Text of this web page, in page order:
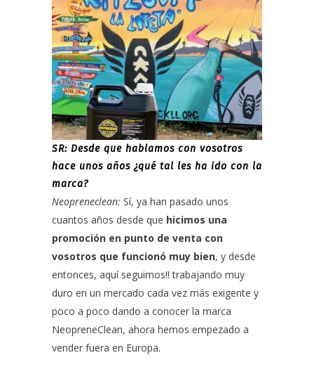
SR: Desde que hablamos con vosotros
hace unos años ¿qué tal les ha ido con la
marca?
Neopreneclean: Sí, ya han pasado unos
cuantos años desde que hicimos una
promoción en punto de venta con
vosotros que funcionó muy bien, y desde
entonces, aquí seguimos!! trabajando muy
duro en un mercado cada vez más exigente y
poco a poco dando a conocer la marca
NeopreneClean, ahora hemos empezado a
vender fuera en Europa.